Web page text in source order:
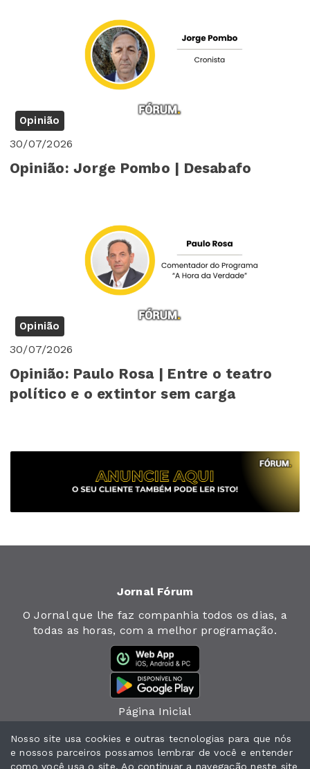
Opinião
30/07/2026
Opinião: Jorge Pombo | Desabafo
Opinião
30/07/2026
Opinião: Paulo Rosa | Entre o teatro
político e o extintor sem carga
Jornal Fórum
O Jornal que lhe faz companhia todos os dias, a
todas as horas, com a melhor programação.
Página Inicial
Jornal
Notícias
Nosso site usa cookies e outras tecnologias para que nós
e nossos parceiros possamos lembrar de você e entender
como você usa o site. Ao continuar a navegação neste site